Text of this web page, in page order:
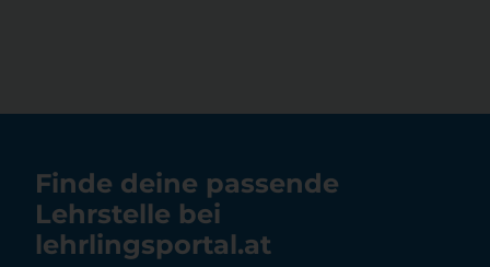
Finde deine passende
Lehrstelle bei
lehrlingsportal.at